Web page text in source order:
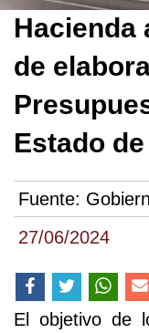
27/06/2024
Hacienda
de
Estado
Fuente:
El objetivo de